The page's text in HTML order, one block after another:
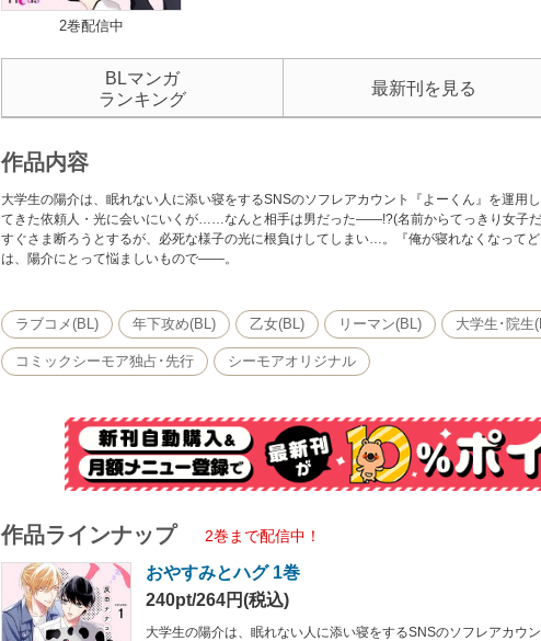
2巻配信中
BLマンガ
ランキング
最新刊を見る
作品内容
大学生の陽介は、眠れない人に添い寝をするSNSのソフレアカウント『よーくん』を運用
てきた依頼人・光に会いにいくが……なんと相手は男だった――!?(名前からてっきり女子だ
すぐさま断ろうとするが、必死な様子の光に根負けしてしまい…。『俺が寝れなくなって
は、陽介にとって悩ましいもので――。
ラブコメ(BL) 年下攻め(BL) 乙女(BL) リーマン(BL) 大学生･院生
コミックシーモア独占･先行 シーモアオリジナル
作品ラインナップ 2巻まで配信中！
おやすみとハグ 1巻
240pt/264円(税込)
大学生の陽介は、眠れない人に添い寝をするSNSのソフレアカウ